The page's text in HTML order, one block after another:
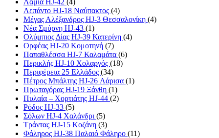
Λαμία HJ-42 (4)
Λεπάντο HJ-18 Ναύπακτος (4)
Μέγας Αλέξανδρος HJ-3 Θεσσαλονίκη (4)
Νέα Σμύρνη HJ-43 (1)
Ολύμπιος Δίας HJ-39 Κατερίνη (4)
Ορφέας HJ-20 Κομοτηνή (7)
Παπαθλέσσα HJ-7 Καλαμάτα (6)
Περικλής HJ-10 Χολαργός (18)
Περιφέρεια 25 Ελλάδος (34)
Πέτρος Μπάλτης HJ-26 Λάρισα (1)
Πρωταγόρας HJ-19 Ξάνθη (1)
Πυλαία – Χορτιάτης HJ-44 (2)
Ρόδος HJ-33 (5)
Σόλων HJ-4 Χαλάνδρι (5)
Τράντας HJ-15 Κοζάνη (3)
Φάληρος HJ-38 Παλαιό Φάληρο (11)